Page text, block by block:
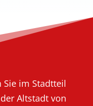
im Stadtteil
Altstadt von